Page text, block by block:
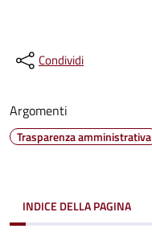
Condividi
Argomenti
Trasparenza amministrativa
INDICE DELLA PAGINA